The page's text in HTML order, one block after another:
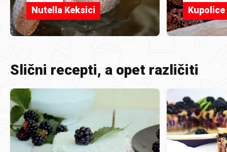
Nutella Keksici
Slični recepti, a opet različiti